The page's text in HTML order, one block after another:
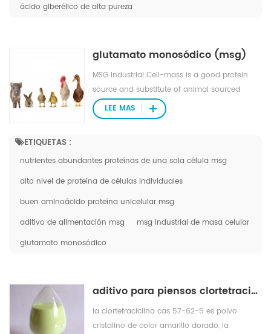
ácido giberélico de alta pureza
glutamato monosódico (msg)
MSG Industrial Cell-mass is a good protein
source and substitute of animal sourced
protein (e.g. fish meal, pork meal, etc.) in
pourtry, livestocks, and aquafeed industries.
ETIQUETAS :
nutrientes abundantes proteínas de una sola célula msg
alto nivel de proteína de células individuales
buen aminoácido proteína unicelular msg
aditivo de alimentación msg
msg industrial de masa celular
glutamato monosódico
LEE MAS
aditivo para piensos clortetraciclina
la clortetraciclina cas 57-62-5 es polvo
cristalino de color amarillo dorado, la